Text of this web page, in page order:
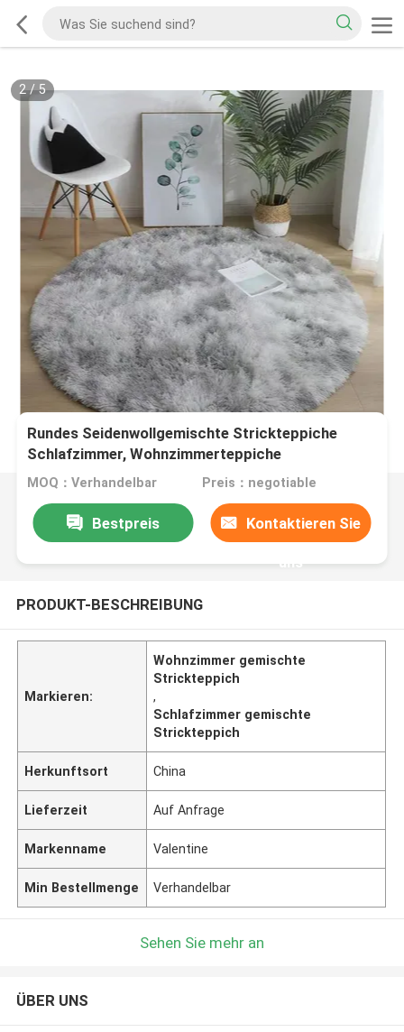
2/5
Rundes Seidenwollgemischte Strickteppiche
Schlafzimmer, Wohnzimmerteppiche
MOQ：Verhandelbar Preis：negotiable
Bestpreis Kontaktieren Sie
uns
PRODUKT-BESCHREIBUNG
Markieren:
Wohnzimmer gemischte
Strickteppich
,
Schlafzimmer gemischte
Strickteppich
Herkunftsort China
Lieferzeit Auf Anfrage
Markenname Valentine
Min Bestellmenge Verhandelbar
Sehen Sie mehr an
ÜBER UNS